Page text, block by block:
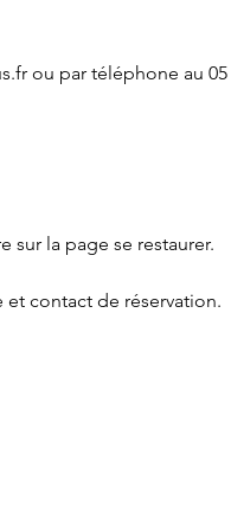
ou par téléphone au 05
sur la page se restaurer.
contact de réservation.